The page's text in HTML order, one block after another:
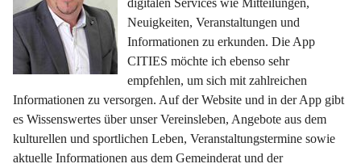
digitalen Services wie Mitteilungen,
Neuigkeiten, Veranstaltungen und
Informationen zu erkunden. Die App
CITIES möchte ich ebenso sehr
empfehlen, um sich mit zahlreichen
Informationen zu versorgen. Auf der Website und in der App gibt
es Wissenswertes über unser Vereinsleben, Angebote aus dem
kulturellen und sportlichen Leben, Veranstaltungstermine sowie
aktuelle Informationen aus dem Gemeinderat und der